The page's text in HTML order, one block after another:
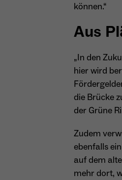
können.“
Aus
„In den
hier wird
die Brücke
der Grüne
Zudem
ebenfalls
auf dem
mehr dort,